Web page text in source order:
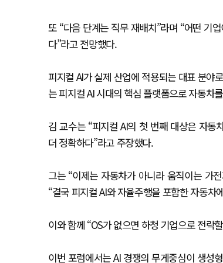
또 “다음 단계는 직무 재배치”라며 “어떤 기
다”라고 전망했다.
피지컬 AI가 실제 산업에 적용되는 대표 분야
는 피지컬 AI 시대의 핵심 플랫폼으로 자동차
김 교수는 “피지컬 AI의 첫 번째 대상은 자동
더 정확하다”라고 주장했다.
그는 “이제는 자동차가 아니라 움직이는 가
“결국 피지컬 AI와 자율주행을 포함한 자동
이와 함께 “OS가 없으면 하청 기업으로 전락
이번 포럼에서는 AI 경쟁의 무게중심이 생성